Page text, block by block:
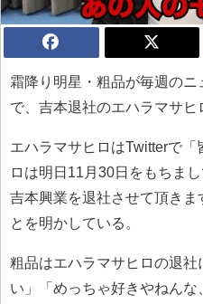
霜降り明星・粗品が毎週のニ
で、吉本退社のエハラマサヒ
エハラマサヒロはTwitterで
ロは明日11月30日をもちま
吉本興業を退社させて頂きま
とを明かしている。
粗品はエハラマサヒロの退
い」「めっちゃ好きやねん